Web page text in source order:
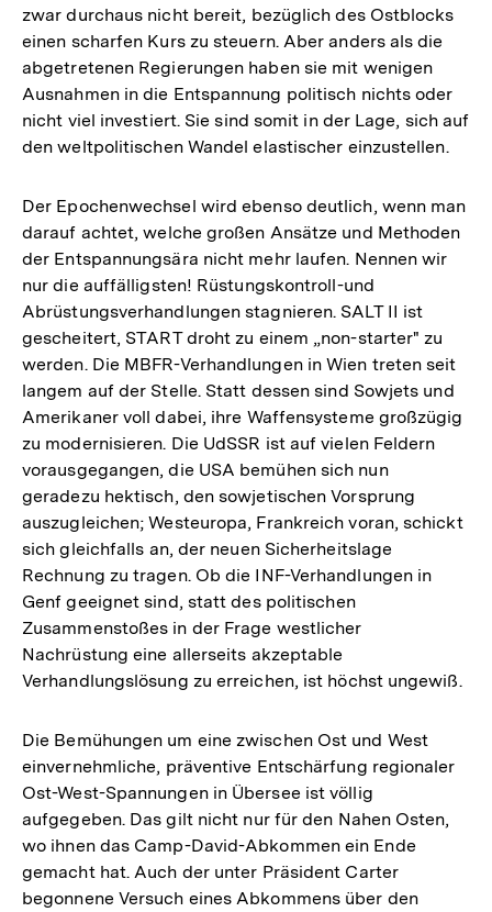
zwar durchaus nicht bereit, bezüglich des Ostblocks
einen scharfen Kurs zu steuern. Aber anders als die
abgetretenen Regierungen haben sie mit wenigen
Ausnahmen in die Entspannung politisch nichts oder
nicht viel investiert. Sie sind somit in der Lage, sich auf
den weltpolitischen Wandel elastischer einzustellen.
Der Epochenwechsel wird ebenso deutlich, wenn man
darauf achtet, welche großen Ansätze und Methoden
der Entspannungsära nicht mehr laufen. Nennen wir
nur die auffälligsten! Rüstungskontroll-und
Abrüstungsverhandlungen stagnieren. SALT II ist
gescheitert, START droht zu einem „non-starter" zu
werden. Die MBFR-Verhandlungen in Wien treten seit
langem auf der Stelle. Statt dessen sind Sowjets und
Amerikaner voll dabei, ihre Waffensysteme großzügig
zu modernisieren. Die UdSSR ist auf vielen Feldern
vorausgegangen, die USA bemühen sich nun
geradezu hektisch, den sowjetischen Vorsprung
auszugleichen; Westeuropa, Frankreich voran, schickt
sich gleichfalls an, der neuen Sicherheitslage
Rechnung zu tragen. Ob die INF-Verhandlungen in
Genf geeignet sind, statt des politischen
Zusammenstoßes in der Frage westlicher
Nachrüstung eine allerseits akzeptable
Verhandlungslösung zu erreichen, ist höchst ungewiß.
Die Bemühungen um eine zwischen Ost und West
einvernehmliche, präventive Entschärfung regionaler
Ost-West-Spannungen in Übersee ist völlig
aufgegeben. Das gilt nicht nur für den Nahen Osten,
wo ihnen das Camp-David-Abkommen ein Ende
gemacht hat. Auch der unter Präsident Carter
begonnene Versuch eines Abkommens über den